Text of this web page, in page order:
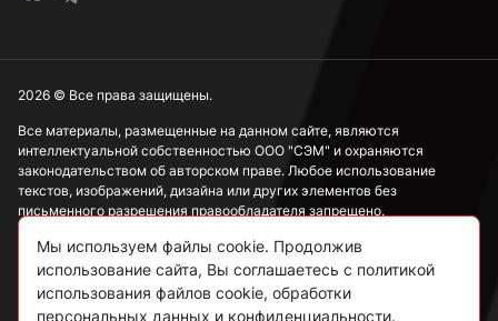
М22
М27
Все материалы, размещенные на данном сайте, являются
интеллектуальной собственностью ООО "СЭМ" и охраняются
законодательством об авторском праве. Любое использование
текстов, изображений, дизайна или других элементов без
письменного разрешения правообладателя запрещено.
Информация, представленная на сайте, носит исключительно
ознакомительный характер и не может рассматриваться как
публичная оферта в соответствии со ст. 437 ГК РФ.
2026 © Все права защищены.
Мы используем файлы cookie. Продолжив
использование сайта, Вы соглашаетесь с политикой
использования файлов cookie, обработки
персональных данных и конфиденциальности.